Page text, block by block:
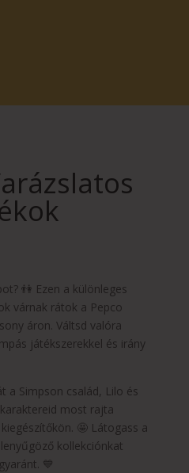
👫 Ezen a különleges
várnak rátok a Pepco
áron. Váltsd valóra
játékszerekkel és irány
a Simpson család, Lilo és
most rajta
🤩 Látogass a
kollekciónkat
💙